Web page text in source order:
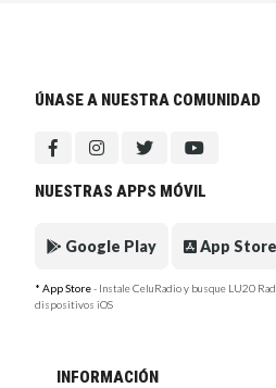
ÚNASE A NUESTRA COMUNIDAD
NUESTRAS APPS MÓVIL
Google Play App Store
* App Store- Instale CeluRadio y busque LU20
dispositivos iOS
INFORMACIÓN